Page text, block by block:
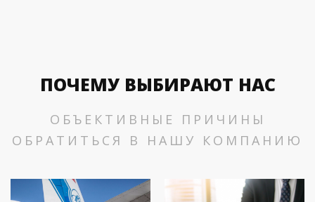
ПОЧЕМУ ВЫБИРАЮТ НАС
ОБЪЕКТИВНЫЕ ПРИЧИНЫ
ОБРАТИТЬСЯ В НАШУ КОМПАНИЮ